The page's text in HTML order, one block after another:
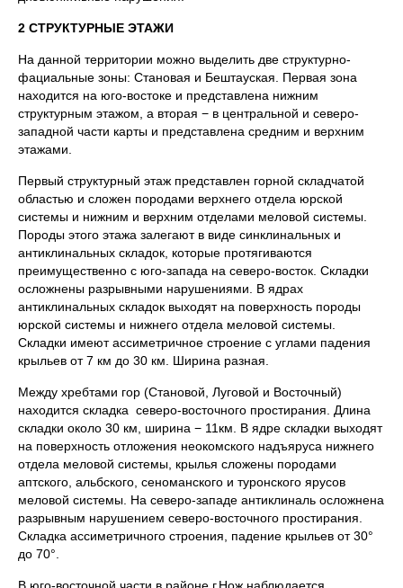
2 СТРУКТУРНЫЕ ЭТАЖИ
На данной территории можно выделить две структурно-
фациальные зоны: Становая и Бештауская. Первая зона
находится на юго-востоке и представлена нижним
структурным этажом, а вторая − в центральной и северо-
западной части карты и представлена средним и верхним
этажами.
Первый структурный этаж представлен горной складчатой
областью и сложен породами верхнего отдела юрской
системы и нижним и верхним отделами меловой системы.
Породы этого этажа залегают в виде синклинальных и
антиклинальных складок, которые протягиваются
преимущественно с юго-запада на северо-восток. Складки
осложнены разрывными нарушениями. В ядрах
антиклинальных складок выходят на поверхность породы
юрской системы и нижнего отдела меловой системы.
Складки имеют ассиметричное строение с углами падения
крыльев от 7 км до 30 км. Ширина разная.
Между хребтами гор (Становой, Луговой и Восточный)
находится складка северо-восточного простирания. Длина
складки около 30 км, ширина − 11км. В ядре складки выходят
на поверхность отложения неокомского надъяруса нижнего
отдела меловой системы, крылья сложены породами
аптского, альбского, сеноманского и туронского ярусов
меловой системы. На северо-западе антиклиналь осложнена
разрывным нарушением северо-восточного простирания.
Складка ассиметричного строения, падение крыльев от 30°
до 70°.